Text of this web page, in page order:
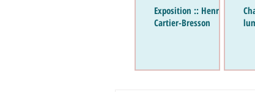
Exposition :: Henri
Cartier-Bresson